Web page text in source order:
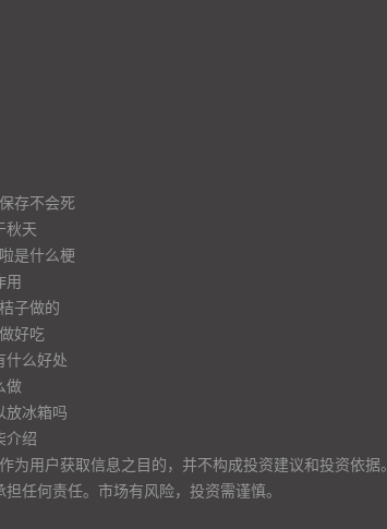
存不会死
秋天
是什么梗
用
子做的
好吃
什么好处
做
放冰箱吗
介绍
用户获取信息之目的，并不构成投资建议和投资依据。
任何责任。市场有风险，投资需谨慎。